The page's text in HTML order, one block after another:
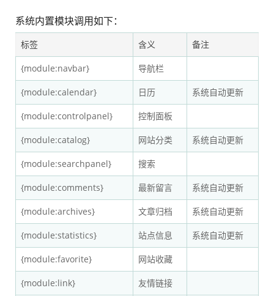
系统内置模块调用如下：
标签 含义 备注
{module:navbar} 导航栏
{module:calendar} 日历 系统自动更新
{module:controlpanel} 控制面板
{module:catalog} 网站分类 系统自动更新
{module:searchpanel} 搜索
{module:comments} 最新留言 系统自动更新
{module:archives} 文章归档 系统自动更新
{module:statistics} 站点信息 系统自动更新
{module:favorite} 网站收藏
{module:link} 友情链接